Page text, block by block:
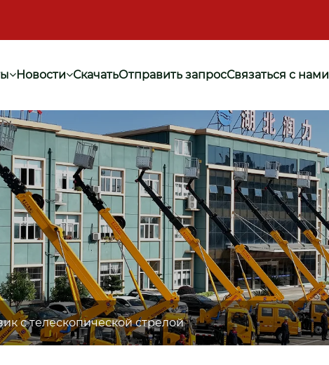
Новости СкачатьОтправить запросСвязаться с нами
с телескопической стрелой